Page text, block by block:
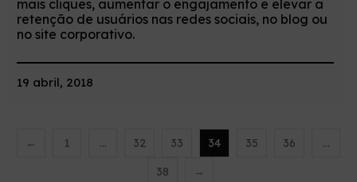
mais cliques, aumentar o engajamento e elevar a
retenção de usuários nas redes sociais, no blog ou
no site corporativo.
19 abril, 2018
← 1 … 32 33 34 35 36
…
38
→